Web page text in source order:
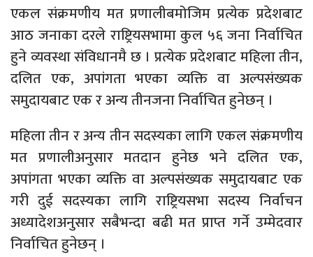
एकल संक्रमणीय मत प्रणालीबमोजिम प्रत्येक प्रदेशबाट
आठ जनाका दरले राष्ट्रियसभामा कुल ५६ जना निर्वाचित
हुने व्यवस्था संविधानमै छ । प्रत्येक प्रदेशबाट महिला तीन,
दलित एक, अपांगता भएका व्यक्ति वा अल्पसंख्यक
समुदायबाट एक र अन्य तीनजना निर्वाचित हुनेछन् ।
महिला तीन र अन्य तीन सदस्यका लागि एकल संक्रमणीय
मत प्रणालीअनुसार मतदान हुनेछ भने दलित एक,
अपांगता भएका व्यक्ति वा अल्पसंख्यक समुदायबाट एक
गरी दुई सदस्यका लागि राष्ट्रियसभा सदस्य निर्वाचन
अध्यादेशअनुसार सबैभन्दा बढी मत प्राप्त गर्ने उम्मेदवार
निर्वाचित हुनेछन् ।